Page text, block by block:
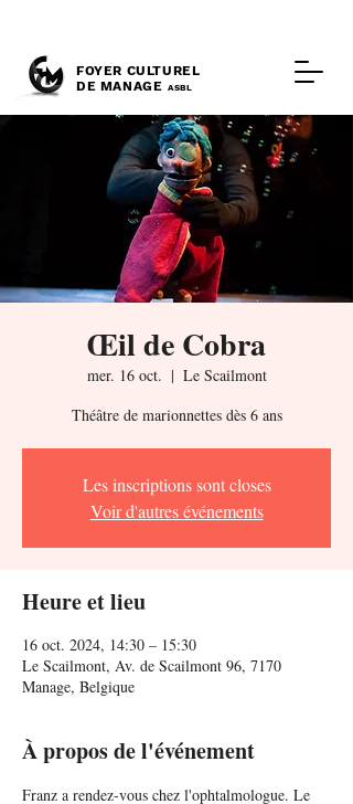
FOYER CULTUREL
DE MANAGE ASBL
Œil de Cobra
mer. 16 oct.
  |
Le Scailmont
Théâtre de marionnettes dès 6 ans
Les inscriptions sont closes
Voir d'autres événements
Heure et lieu
16 oct. 2024, 14:30 – 15:30
Le Scailmont, Av. de Scailmont 96, 7170
Manage, Belgique
À propos de l'événement
Franz a rendez-vous chez l'ophtalmologue. Le